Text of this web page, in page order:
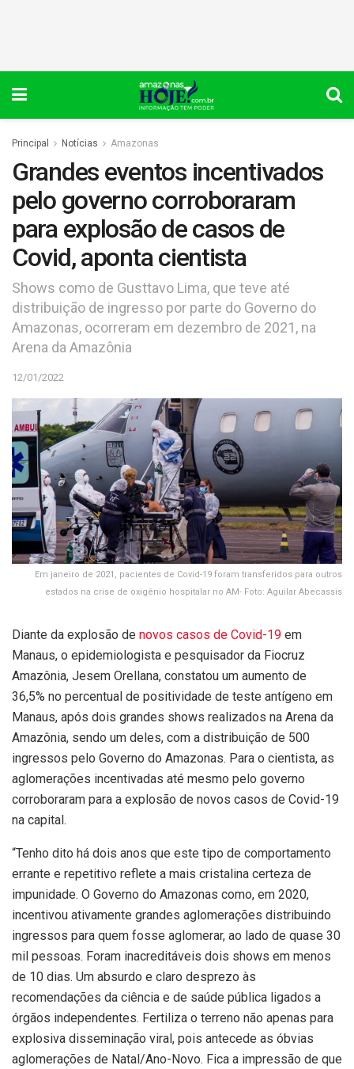
Principal Notícias Amazonas
Grandes eventos incentivados
pelo governo corroboraram
para explosão de casos de
Covid, aponta cientista
Shows como de Gusttavo Lima, que teve até
distribuição de ingresso por parte do Governo do
Amazonas, ocorreram em dezembro de 2021, na
Arena da Amazônia
12/01/2022
Em janeiro de 2021, pacientes de Covid-19 foram transferidos para outros
estados na crise de oxigênio hospitalar no AM- Foto: Aguilar Abecassis
Diante da explosão de novos casos de Covid-19 em
Manaus, o epidemiologista e pesquisador da Fiocruz
Amazônia, Jesem Orellana, constatou um aumento de
36,5% no percentual de positividade de teste antígeno em
Manaus, após dois grandes shows realizados na Arena da
Amazônia, sendo um deles, com a distribuição de 500
ingressos pelo Governo do Amazonas. Para o cientista, as
aglomerações incentivadas até mesmo pelo governo
corroboraram para a explosão de novos casos de Covid-19
na capital.
“Tenho dito há dois anos que este tipo de comportamento
errante e repetitivo reflete a mais cristalina certeza de
impunidade. O Governo do Amazonas como, em 2020,
incentivou ativamente grandes aglomerações distribuindo
ingressos para quem fosse aglomerar, ao lado de quase 30
mil pessoas. Foram inacreditáveis dois shows em menos
de 10 dias. Um absurdo e claro desprezo às
recomendações da ciência e de saúde pública ligados a
órgãos independentes. Fertiliza o terreno não apenas para
explosiva disseminação viral, pois antecede as óbvias
aglomerações de Natal/Ano-Novo. Fica a impressão de que